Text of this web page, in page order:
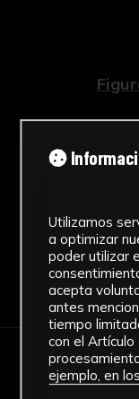
Utilizamos
a optimizar
poder utilizar
acepta
antes
tiempo
con el
ejemplo, en